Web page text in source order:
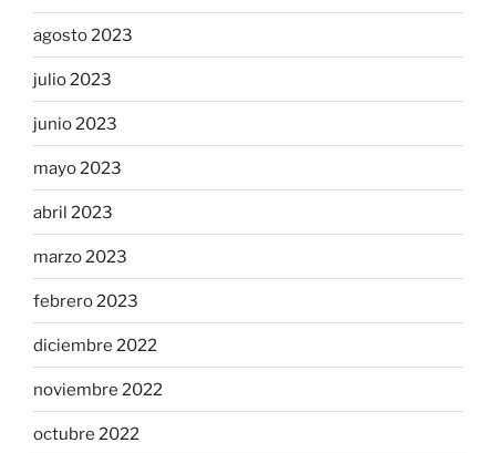
agosto 2023
julio 2023
junio 2023
mayo 2023
abril 2023
marzo 2023
febrero 2023
diciembre 2022
noviembre 2022
octubre 2022